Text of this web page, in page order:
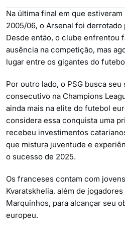
Na última final em que
2005/06, o Arsenal foi derrotado
Desde então, o clube enfrentou
ausência na competição, mas
lugar entre os gigantes do
Por outro lado, o PSG busca
consecutivo na Champions
ainda mais na elite do futebol
considera essa conquista uma
recebeu investimentos
que mistura juventude e
o sucesso de 2025.
Os franceses contam com
Kvaratskhelia, além de
Marquinhos, para alcançar seu
europeu.